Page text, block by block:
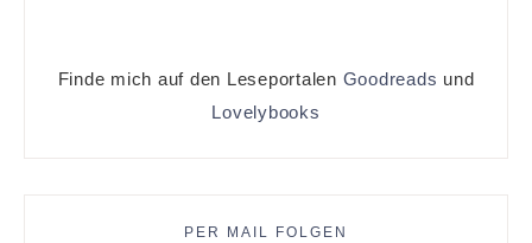
Finde mich auf den Leseportalen Goodreads und
Lovelybooks
PER MAIL FOLGEN